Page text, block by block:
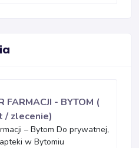
FARMACJI - BYTOM (
/ zlecenie)
– Bytom Do prywatnej,
w Bytomiu